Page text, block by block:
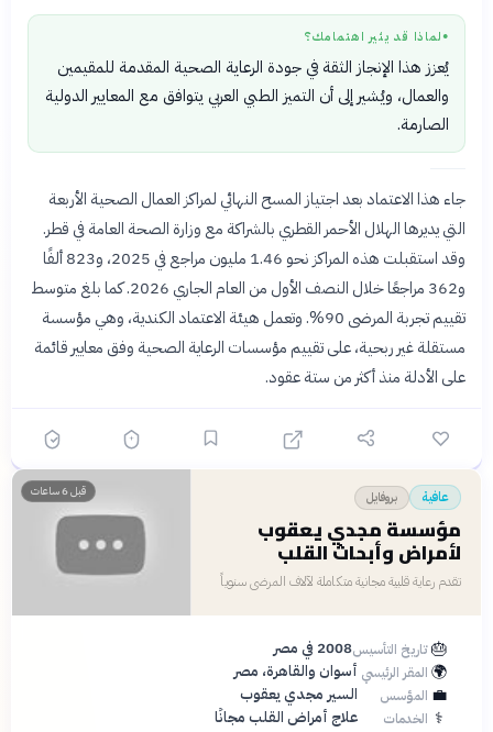
● لماذا قد يثير اهتمامك؟
يُعزز هذا الإنجاز الثقة في جودة الرعاية الصحية المقدمة للمقيمين
والعمال، ويُشير إلى أن التميز الطبي العربي يتوافق مع المعايير الدولية
الصارمة.
جاء هذا الاعتماد بعد اجتياز المسح النهائي لمراكز العمال الصحية الأربعة
التي يديرها الهلال الأحمر القطري بالشراكة مع وزارة الصحة العامة في قطر.
وقد استقبلت هذه المراكز نحو 1.46 مليون مراجع في 2025، و823 ألفًا
و362 مراجعًا خلال النصف الأول من العام الجاري 2026. كما بلغ متوسط
تقييم تجربة المرضى 90%. وتعمل هيئة الاعتماد الكندية، وهي مؤسسة
مستقلة غير ربحية، على تقييم مؤسسات الرعاية الصحية وفق معايير قائمة
على الأدلة منذ أكثر من ستة عقود.
عافية بروفايل
مؤسسة مجدي يعقوب
لأمراض وأبحاث القلب
تقدم رعاية قلبية مجانية متكاملة لآلاف المرضى سنوياً
قبل 6 ساعات
🎂تاريخ التأسيس2008 في مصر
🌍 المقر الرئيسي أسوان والقاهرة، مصر
💼 المؤسس السير مجدي يعقوب
⚕️ الخدمات علاج أمراض القلب مجانًا